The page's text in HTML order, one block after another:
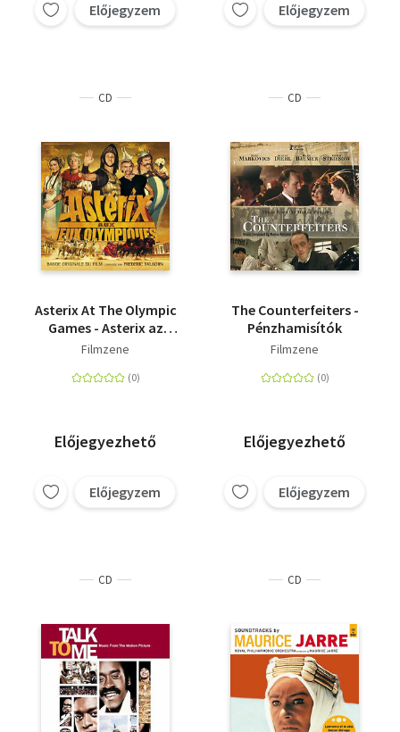
Előjegyzem Előjegyzem
CD
Asterix At The Olympic
Games - Asterix az
olimpián
Filmzene
Előjegyezhető
Előjegyzem
CD
The Counterfeiters -
Pénzhamisítók
Filmzene
Előjegyezhető
Előjegyzem
CD CD